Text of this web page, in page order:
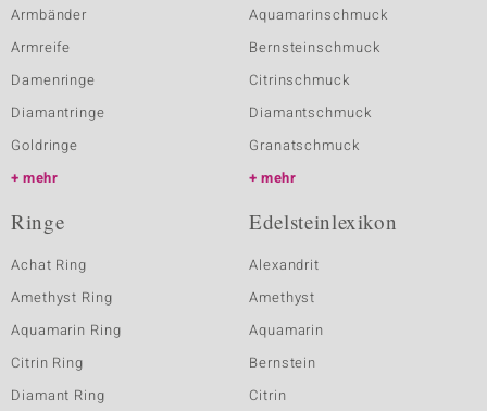
Armbänder
Armreife
Damenringe
Diamantringe
Goldringe
mehr
Aquamarinschmuck
Bernsteinschmuck
Citrinschmuck
Diamantschmuck
Granatschmuck
mehr
Ringe
Achat Ring
Amethyst Ring
Aquamarin Ring
Citrin Ring
Diamant Ring
Edelsteinlexikon
Alexandrit
Amethyst
Aquamarin
Bernstein
Citrin